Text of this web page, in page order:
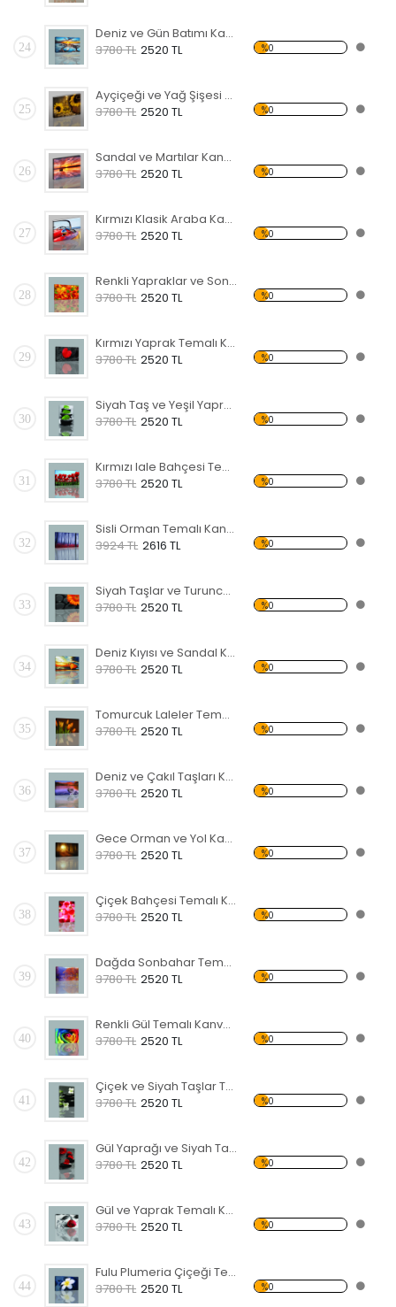
24
Deniz ve Gün Batımı Kanvas Tablo
3780 TL 2520 TL %0
25
Ayçiçeği ve Yağ Şişesi Temalı Kanvas Tablo
3780 TL 2520 TL %0
26
Sandal ve Martılar Kanvas Tablo
3780 TL 2520 TL %0
27
Kırmızı Klasik Araba Kanvas Tablo
3780 TL 2520 TL %0
28
Renkli Yapraklar ve Sonbahar Kanvas Tablo
3780 TL 2520 TL %0
29
Kırmızı Yaprak Temalı Kanvas Tablo
3780 TL 2520 TL %0
30
Siyah Taş ve Yeşil Yapraklar Kanvas Tablo
3780 TL 2520 TL %0
31
Kırmızı lale Bahçesi Temalı Kanvas Tablo
3780 TL 2520 TL %0
32
Sisli Orman Temalı Kanvas Tablo
3924 TL 2616 TL %0
33
Siyah Taşlar ve Turuncu Çiçek Kanvas Tablo
3780 TL 2520 TL %0
34
Deniz Kıyısı ve Sandal Kanvas Tablo
3780 TL 2520 TL %0
35
Tomurcuk Laleler Temalı Kanvas Tablo
3780 TL 2520 TL %0
36
Deniz ve Çakıl Taşları Kanvas Tablo
3780 TL 2520 TL %0
37
Gece Orman ve Yol Kanvas Tablo
3780 TL 2520 TL %0
38
Çiçek Bahçesi Temalı Kanvas Tablo
3780 TL 2520 TL %0
39
Dağda Sonbahar Temalı Kanvas Tablo
3780 TL 2520 TL %0
40
Renkli Gül Temalı Kanvas Tablo
3780 TL 2520 TL %0
41
Çiçek ve Siyah Taşlar Temalı Kanvas Tablo
3780 TL 2520 TL %0
42
Gül Yaprağı ve Siyah Taş Kanvas Tablo
3780 TL 2520 TL %0
43
Gül ve Yaprak Temalı Kanvas Tablo
3780 TL 2520 TL %0
44
Fulu Plumeria Çiçeği Temalı Kanvas Tablo
3780 TL 2520 TL %0